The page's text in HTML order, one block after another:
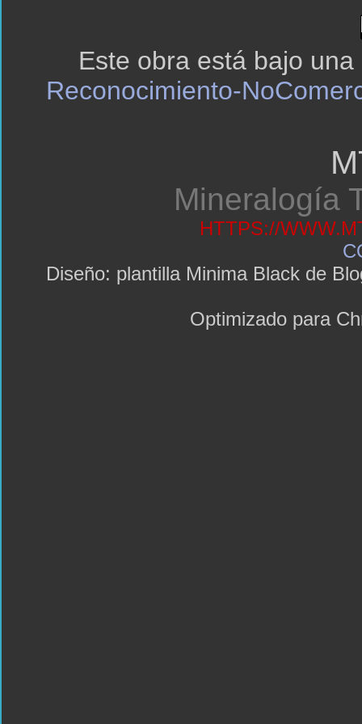
Este obra está bajo una
Reconocimiento-
Mineralogía
HTTPS://
Diseño: plantilla Minima Black de
Optimizado para